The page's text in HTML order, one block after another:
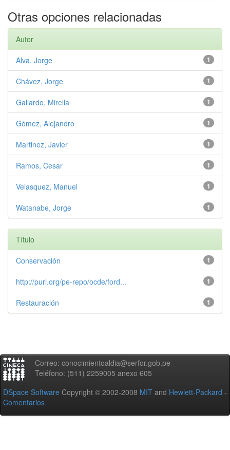
Otras opciones relacionadas
Autor
1
Alva, Jorge
1
Chávez, Jorge
1
Gallardo, Mirella
1
Gómez, Alejandro
1
Martinez, Javier
1
Ramos, Cesar
1
Velasquez, Manuel
1
Watanabe, Jorge
Título
1
Conservación
1
http://purl.org/pe-repo/ocde/ford...
1
Restauración
Correo: conocimientoaldia@serfor.gob.pe
Teléfono: (511) 2259005 anexo 605
DSpace Software Copyright © 2002-2008 MIT and Hewlett-Packard -
Comentarios